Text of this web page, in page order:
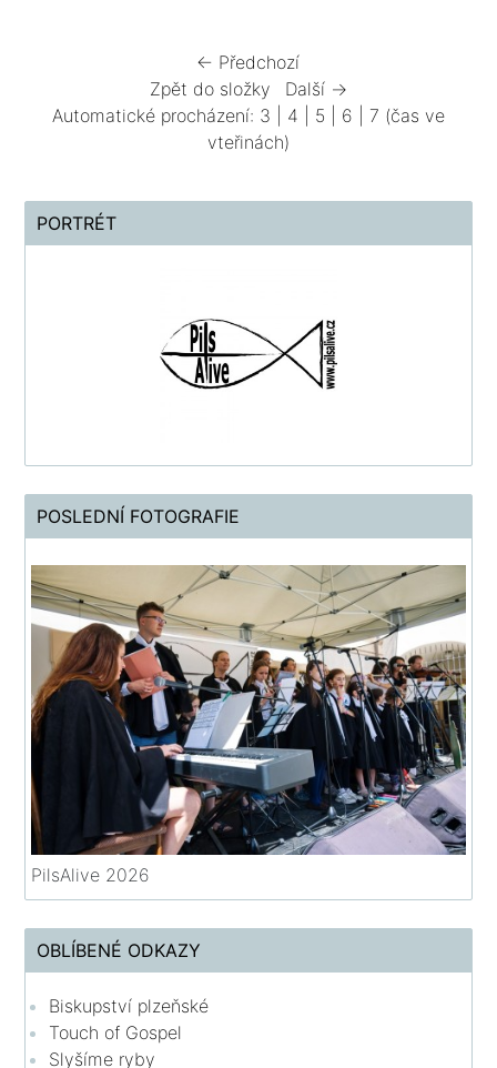
← Předchozí
Zpět do složky
Další →
Automatické procházení: 3 4 5 6 7 (čas ve
vteřinách)
PORTRÉT
POSLEDNÍ FOTOGRAFIE
PilsAlive 2026
OBLÍBENÉ ODKAZY
Biskupství plzeňské
Touch of Gospel
Slyšíme ryby